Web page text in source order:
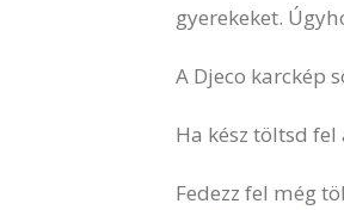
gyerekeket.
A Djeco karckép
Ha kész töltsd
Fedezz fel még